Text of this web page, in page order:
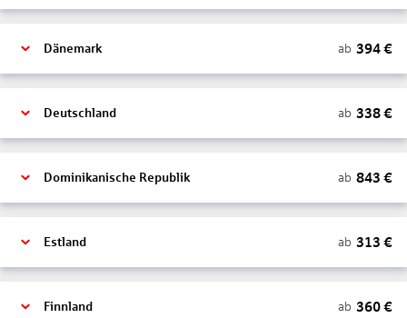
Dänemark ab 394€
Deutschland ab 338€
Dominikanische Republik ab 843 €
Estland ab 313 €
Finnland ab 360€